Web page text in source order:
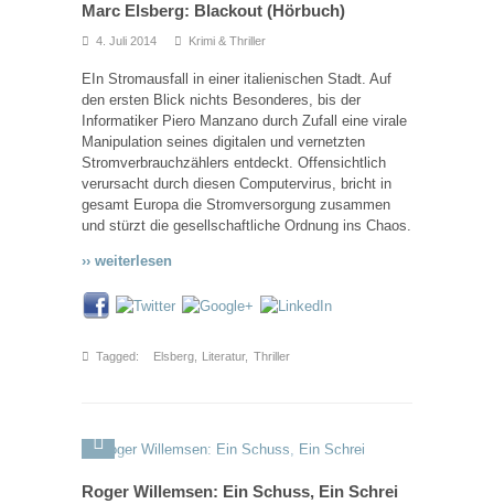
Marc Elsberg: Blackout (Hörbuch)
4. Juli 2014 Krimi & Thriller
EIn Stromausfall in einer italienischen Stadt. Auf
den ersten Blick nichts Besonderes, bis der
Informatiker Piero Manzano durch Zufall eine virale
Manipulation seines digitalen und vernetzten
Stromverbrauchzählers entdeckt. Offensichtlich
verursacht durch diesen Computervirus, bricht in
gesamt Europa die Stromversorgung zusammen
und stürzt die gesellschaftliche Ordnung ins Chaos.
›› weiterlesen
Tagged: Elsberg, Literatur, Thriller
Roger Willemsen: Ein Schuss, Ein Schrei